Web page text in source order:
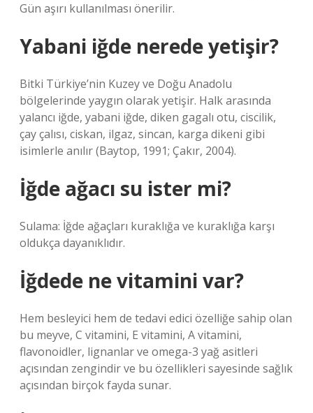
Gün aşırı kullanılması önerilir.
Yabani iğde nerede yetişir?
Bitki Türkiye’nin Kuzey ve Doğu Anadolu
bölgelerinde yaygın olarak yetişir. Halk arasında
yalancı iğde, yabani iğde, diken gagalı otu, ciscilik,
çay çalısı, ciskan, ilgaz, sincan, karga dikeni gibi
isimlerle anılır (Baytop, 1991; Çakır, 2004).
İğde ağacı su ister mi?
Sulama: İğde ağaçları kuraklığa ve kuraklığa karşı
oldukça dayanıklıdır.
İğdede ne vitamini var?
Hem besleyici hem de tedavi edici özelliğe sahip olan
bu meyve, C vitamini, E vitamini, A vitamini,
flavonoidler, lignanlar ve omega-3 yağ asitleri
açısından zengindir ve bu özellikleri sayesinde sağlık
açısından birçok fayda sunar.